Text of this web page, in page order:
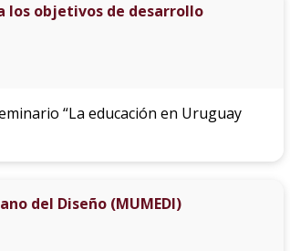
los objetivos de desarrollo
“La educación en Uruguay
del Diseño (MUMEDI)